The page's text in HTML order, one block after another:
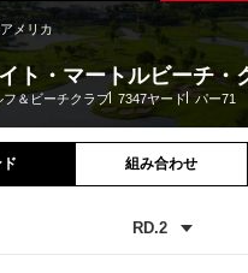
アメリカ
ト・マートルビーチ・
＆ビーチクラブ 7347ヤード パー71
組み合わせ